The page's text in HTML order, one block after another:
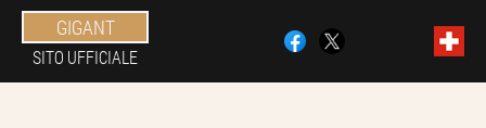
GIGANT
SITO UFFICIALE